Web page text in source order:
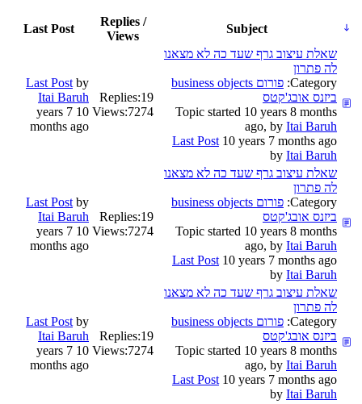
Subject
Replies /
Views
Last Post
שאלת עיצוב גרף שעד כה לא מצאנו
לה פתרון
Category:
פורום business objects
ביזנס אובג'קטס
Topic started 10 years 8 months
ago, by Itai Baruh
Last Post 10 years 7 months ago
by Itai Baruh
Replies:19
Views:7274
Last Post by
Itai Baruh
10 years 7
months ago
שאלת עיצוב גרף שעד כה לא מצאנו
לה פתרון
Category:
פורום business objects
ביזנס אובג'קטס
Topic started 10 years 8 months
ago, by Itai Baruh
Last Post 10 years 7 months ago
by Itai Baruh
Replies:19
Views:7274
Last Post by
Itai Baruh
10 years 7
months ago
שאלת עיצוב גרף שעד כה לא מצאנו
לה פתרון
Category:
פורום business objects
ביזנס אובג'קטס
Topic started 10 years 8 months
ago, by Itai Baruh
Last Post 10 years 7 months ago
by Itai Baruh
Replies:19
Views:7274
Last Post by
Itai Baruh
10 years 7
months ago